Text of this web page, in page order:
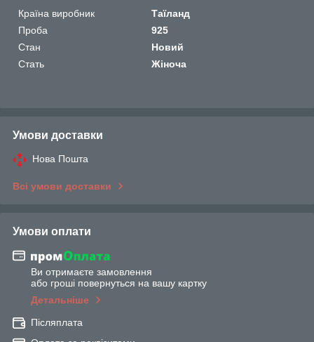
Країна виробник
Таїланд
Проба
925
Стан
Новий
Стать
Жіноча
Умови доставки
Нова Пошта
Всі умови доставки
Умови оплати
Ви отримаєте замовлення
або гроші повернуться на вашу картку
Детальніше
Післяплата